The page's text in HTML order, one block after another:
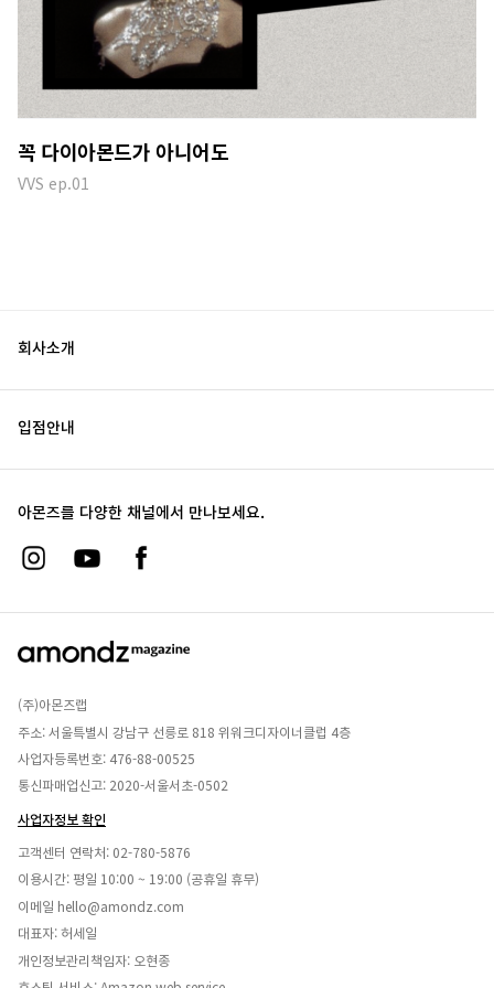
꼭 다이아몬드가 아니어도
VVS ep.01
회사소개
입점안내
아몬즈를 다양한 채널에서 만나보세요.
(주)아몬즈랩
주소: 서울특별시 강남구 선릉로 818 위워크디자이너클럽 4층
사업자등록번호: 476-88-00525
통신파매업신고: 2020-서울서초-0502
사업자정보 확인
고객센터 연락처: 02-780-5876
이용시간: 평일 10:00 ~ 19:00 (공휴일 휴무)
이메일 hello@amondz.com
대표자: 허세일
개인정보관리책임자: 오현종